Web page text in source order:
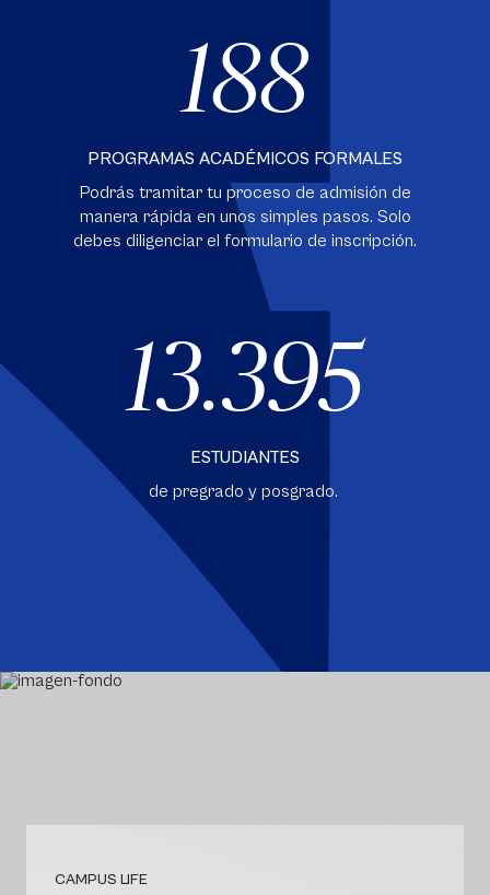
188
PROGRAMAS ACADÉMICOS FORMALES
Podrás tramitar tu proceso de admisión de
manera rápida en unos simples pasos. Solo
debes diligenciar el formulario de inscripción.
13.395
ESTUDIANTES
de pregrado y posgrado.
CAMPUS LIFE